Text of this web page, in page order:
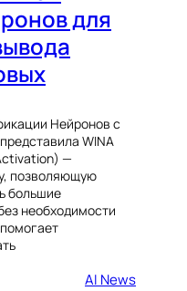
для
Нейронов с
WINA
—
позволяющую
большие
необходимости
AI News